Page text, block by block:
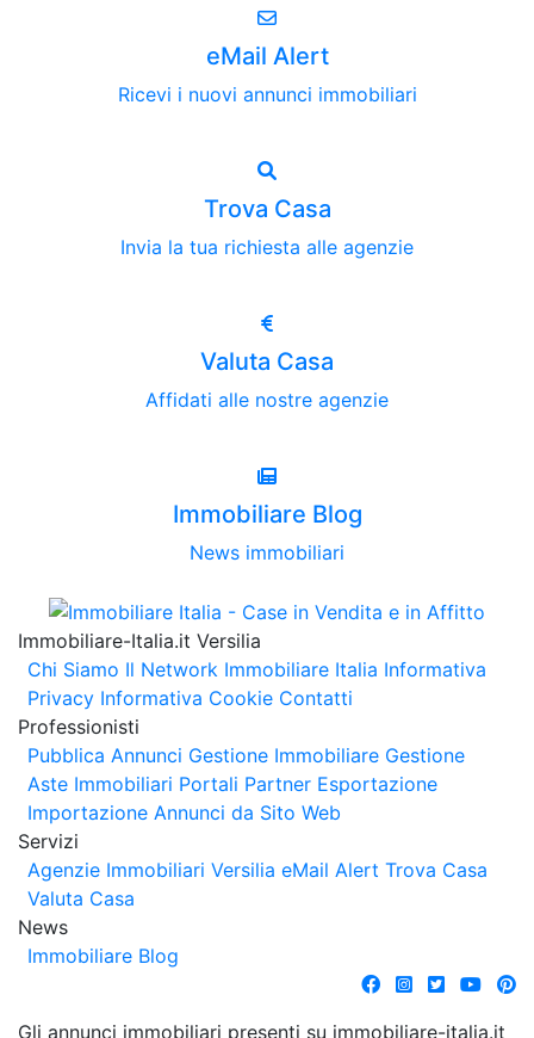
eMail Alert
Ricevi i nuovi annunci immobiliari
Trova Casa
Invia la tua richiesta alle agenzie
Valuta Casa
Affidati alle nostre agenzie
Immobiliare Blog
News immobiliari
Immobiliare-Italia.it Versilia
Chi Siamo Il Network Immobiliare Italia Informativa
Privacy Informativa Cookie Contatti
Professionisti
Pubblica Annunci Gestione Immobiliare Gestione
Aste Immobiliari Portali Partner Esportazione
Importazione Annunci da Sito Web
Servizi
Agenzie Immobiliari Versilia eMail Alert Trova Casa
Valuta Casa
News
Immobiliare Blog
Gli annunci immobiliari presenti su immobiliare-italia.it